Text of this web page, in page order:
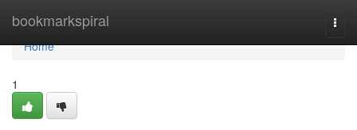
bookmarkspiral
Home
Home
1